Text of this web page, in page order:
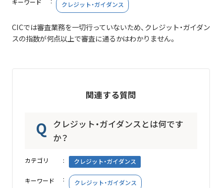
キーワード クレジット・ガイダンス
CICでは審査業務を一切行っていないため、クレジット・ガイダン
スの指数が何点以上で審査に通るかはわかりません。
関連する質問
クレジット・ガイダンスとは何です
か？
カテゴリ クレジット・ガイダンス
キーワード クレジット・ガイダンス